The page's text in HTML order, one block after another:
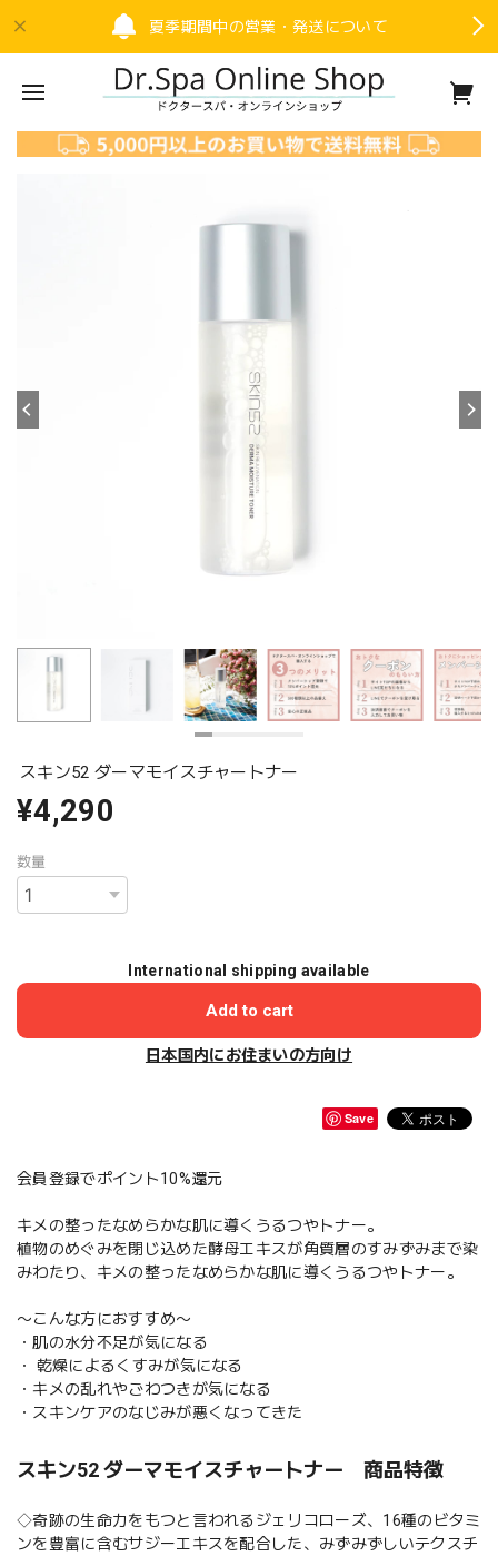
夏季期間中の営業・発送について
スキン52 ダーマモイスチャートナー
¥4,290
数量
International shipping available
Add to cart
日本国内にお住まいの方向け
Save
会員登録でポイント10%還元
キメの整ったなめらかな肌に導くうるつやトナー。
植物のめぐみを閉じ込めた酵母エキスが角質層のすみずみまで染
みわたり、キメの整ったなめらかな肌に導くうるつやトナー。
〜こんな方におすすめ〜
・肌の水分不足が気になる
・ 乾燥によるくすみが気になる
・キメの乱れやごわつきが気になる
・スキンケアのなじみが悪くなってきた
スキン52 ダーマモイスチャートナー 商品特徴
◇奇跡の生命力をもつと言われるジェリコローズ、16種のビタミ
ンを豊富に含むサジーエキスを配合した、みずみずしいテクスチ